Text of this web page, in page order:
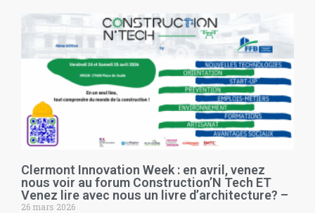
Clermont Innovation Week : en avril, venez
nous voir au forum Construction’N Tech ET
Venez lire avec nous un livre d’architecture? –
26 mars 2026